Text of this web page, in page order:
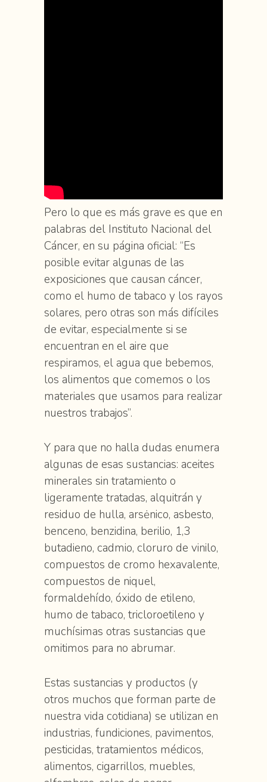
Pero lo que es más grave es que en
palabras del Instituto Nacional del
Cáncer, en su página oficial: “Es
posible evitar algunas de las
exposiciones que causan cáncer,
como el humo de tabaco y los rayos
solares, pero otras son más difíciles
de evitar, especialmente si se
encuentran en el aire que
respiramos, el agua que bebemos,
los alimentos que comemos o los
materiales que usamos para realizar
nuestros trabajos”.
Y para que no halla dudas enumera
algunas de esas sustancias: aceites
minerales sin tratamiento o
ligeramente tratadas, alquitrán y
residuo de hulla, arsėnico, asbesto,
benceno, benzidina, berilio, 1,3
butadieno, cadmio, cloruro de vinilo,
compuestos de cromo hexavalente,
compuestos de niquel,
formaldehído, óxido de etileno,
humo de tabaco, tricloroetileno y
muchísimas otras sustancias que
omitimos para no abrumar.
Estas sustancias y productos (y
otros muchos que forman parte de
nuestra vida cotidiana) se utilizan en
industrias, fundiciones, pavimentos,
pesticidas, tratamientos médicos,
alimentos, cigarrillos, muebles,